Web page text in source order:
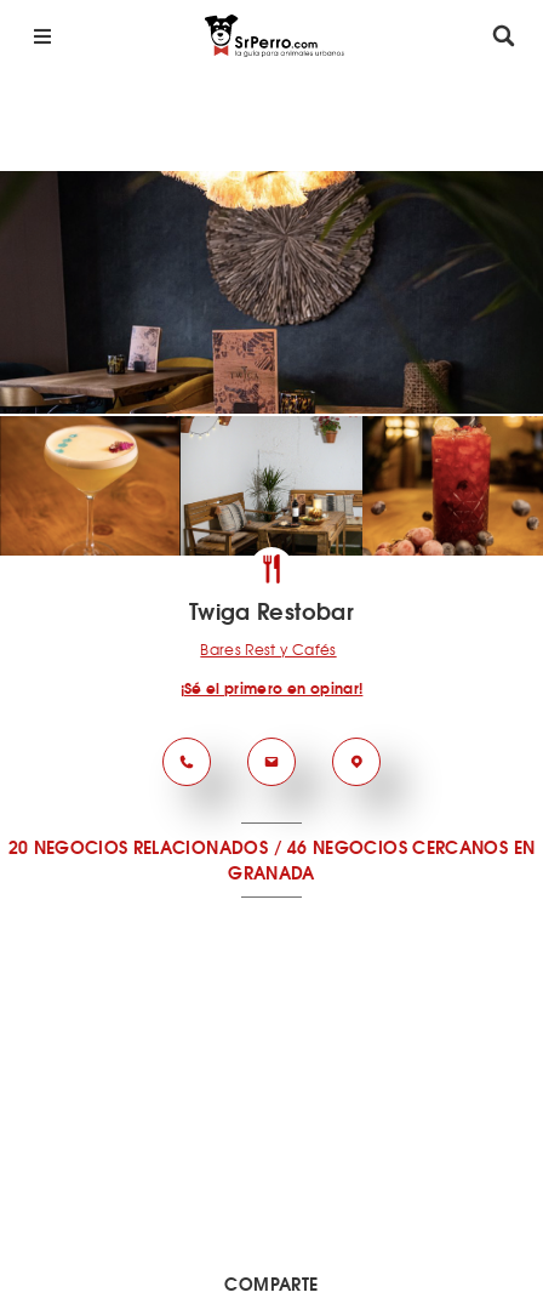
Twiga Restobar
Bares Rest y Cafés
¡Sé el primero en opinar!
20 NEGOCIOS RELACIONADOS/46 NEGOCIOS CERCANOS EN
GRANADA
COMPARTE